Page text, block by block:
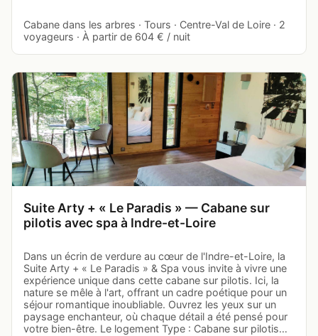
Cabane dans les arbres · Tours · Centre-Val de Loire · 2
voyageurs · À partir de 604 € / nuit
Suite Arty + « Le Paradis » — Cabane sur
pilotis avec spa à Indre-et-Loire
Dans un écrin de verdure au cœur de l'Indre-et-Loire, la
Suite Arty + « Le Paradis » & Spa vous invite à vivre une
expérience unique dans cette cabane sur pilotis. Ici, la
nature se mêle à l'art, offrant un cadre poétique pour un
séjour romantique inoubliable. Ouvrez les yeux sur un
paysage enchanteur, où chaque détail a été pensé pour
votre bien-être. Le logement Type : Cabane sur pilotis…